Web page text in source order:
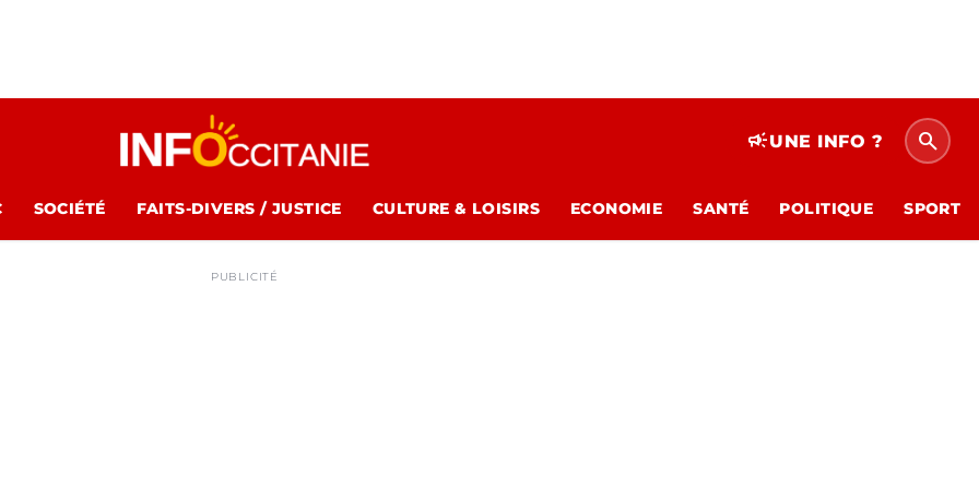
campaignUNE INFO ? search
SOCIÉTÉ FAITS-DIVERS / JUSTICE CULTURE & LOISIRS ECONOMIE SANTÉ POLITIQUE SPORT
PUBLICITÉ